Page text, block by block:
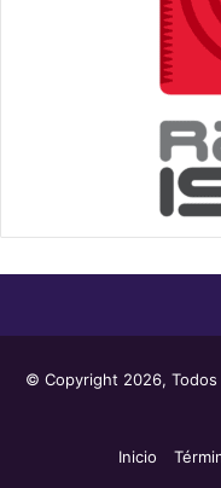
© Copyright 2026,
Inicio